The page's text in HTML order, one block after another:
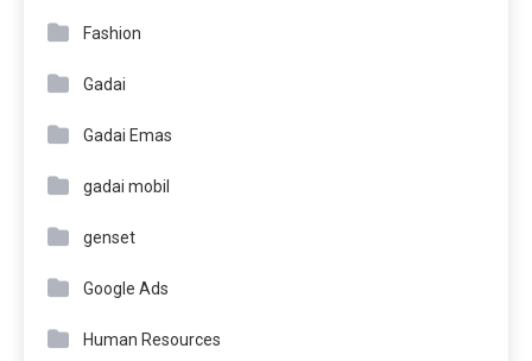
Fashion
Gadai
Gadai Emas
gadai mobil
genset
Google Ads
Human Resources